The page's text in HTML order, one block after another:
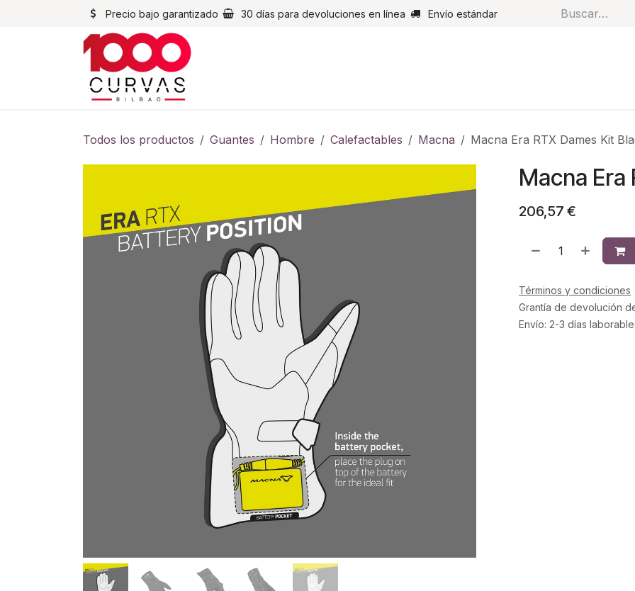
Precio bajo garantizado 30 días para devoluciones en línea Envío estándar
Todos los productos Guantes Hombre Calefactables Macna Macna Era RTX Dames Kit
Macna Era
206,57 €
Términos y condiciones
Grantía de devolución
Envío: 2-3 días